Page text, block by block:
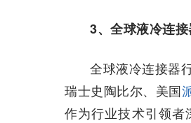
3、全球液冷连
全球液冷连接器
瑞士史陶比尔、美国
作为行业技术引领者